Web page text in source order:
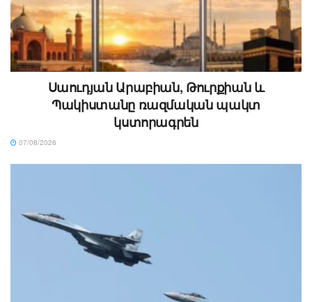
Սաուդյան Արաբիան, Թուրքիան և
Պակիստանը ռազմական պակտ
կստորագրեն
07/08/2026